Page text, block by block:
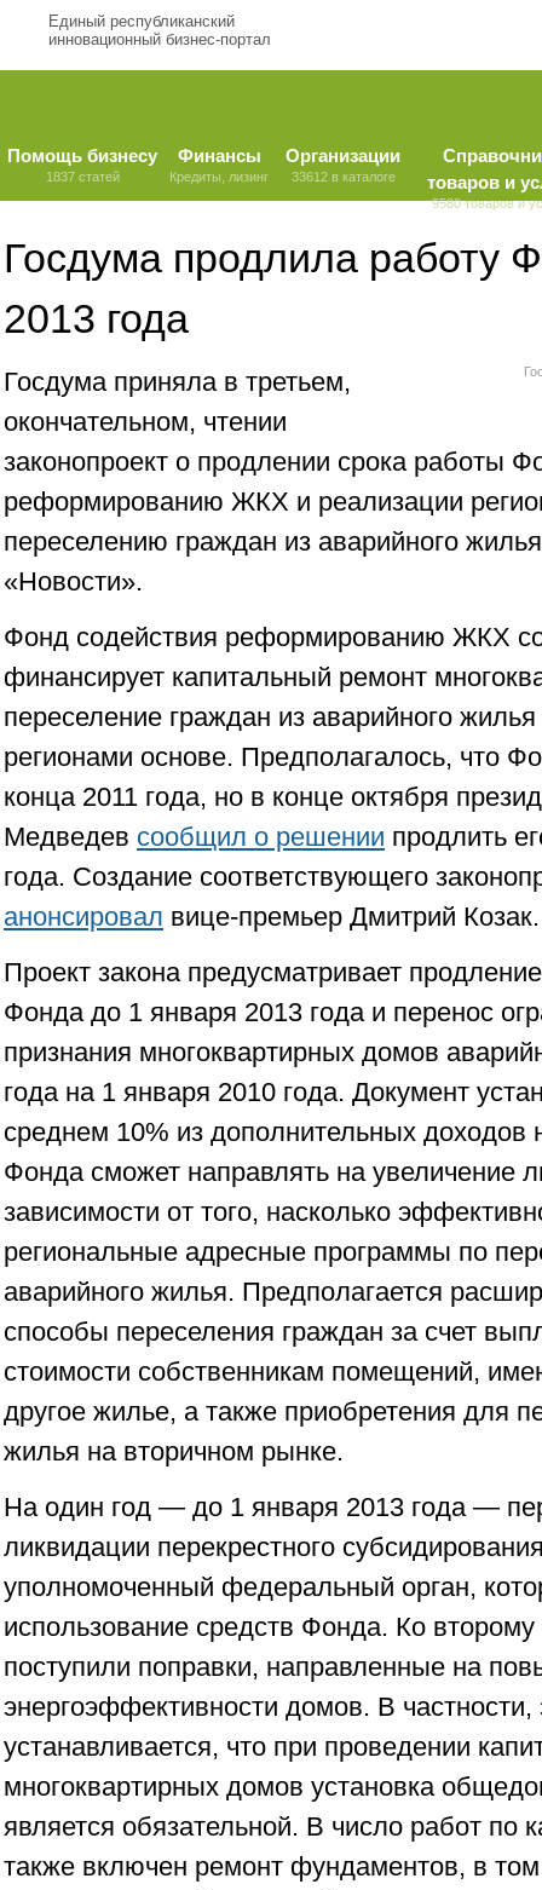
Единый республиканский
инновационный бизнес-портал
Помощь бизнесу
1837 статей
Финансы
Кредиты, лизинг
Организации
33612 в каталоге
товаров и
9580 товаров и
Госдума продлила работу
2013 года
Госдума приняла в третьем,
окончательном, чтении
законопроект о продлении срока работы
реформированию ЖКХ и реализации
переселению граждан из аварийного
«Новости».
Фонд содействия реформированию ЖКХ
финансирует капитальный ремонт
переселение граждан из аварийного
регионами основе. Предполагалось, что
конца 2011 года, но в конце октября
Медведев сообщил о решении продлить
года. Создание соответствующего
анонсировал вице-премьер Дмитрий Козак.
Проект закона предусматривает
Фонда до 1 января 2013 года и перенос
признания многоквартирных домов
года на 1 января 2010 года. Документ
среднем 10% из дополнительных доходов
Фонда сможет направлять на увеличение
зависимости от того, насколько
региональные адресные программы по
аварийного жилья. Предполагается
способы переселения граждан за счет
стоимости собственникам помещений,
другое жилье, а также приобретения для
жилья на вторичном рынке.
На один год — до 1 января 2013 года —
ликвидации перекрестного
уполномоченный федеральный орган,
использование средств Фонда. Ко
поступили поправки, направленные на
энергоэффективности домов. В частности,
устанавливается, что при проведении
многоквартирных домов установка
является обязательной. В число работ по
также включен ремонт фундаментов, в